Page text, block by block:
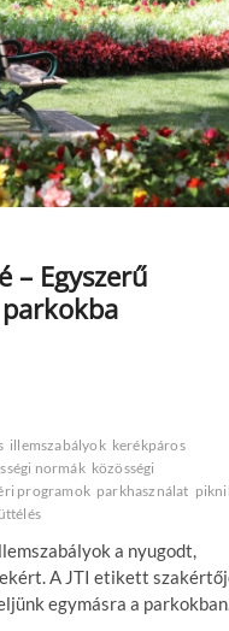
– Egyszerű
illemszabályok kerékpáros
normák közösségi
programok parkhasználat
a nyugodt,
A JTI etikett
egymásra a